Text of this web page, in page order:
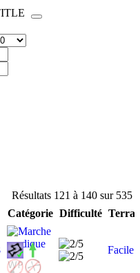
Résultats 121 à 140 sur 535
Catégorie Difficulté
Facile